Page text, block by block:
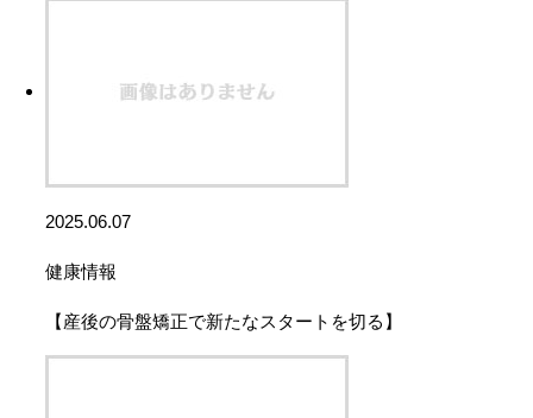
2025.06.07
健康情報
【産後の骨盤矯正で新たなスタートを切る】